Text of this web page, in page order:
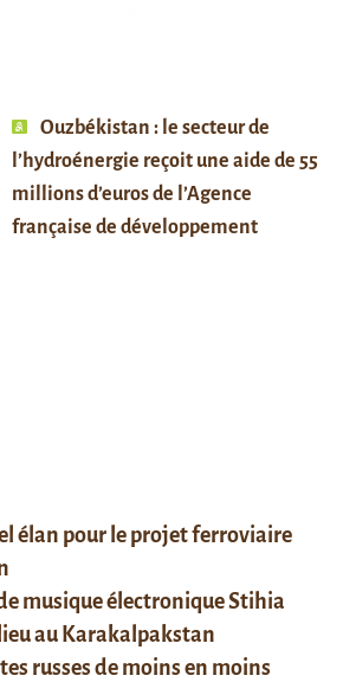
Ouzbékistan : le secteur de
l’hydroénergie reçoit une aide de 55
millions d’euros de l’Agence
française de développement
élan pour le projet ferroviaire
musique électronique Stihia
au Karakalpakstan
russes de moins en moins